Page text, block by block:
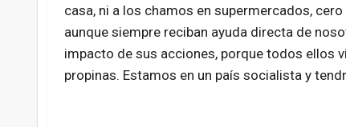
casa, ni a los chamos en supermercados,
aunque siempre reciban ayuda directa de
impacto de sus acciones, porque todos ellos
propinas. Estamos en un país socialista y